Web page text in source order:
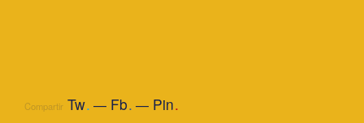
Compartir Tw. Fb. Pin.